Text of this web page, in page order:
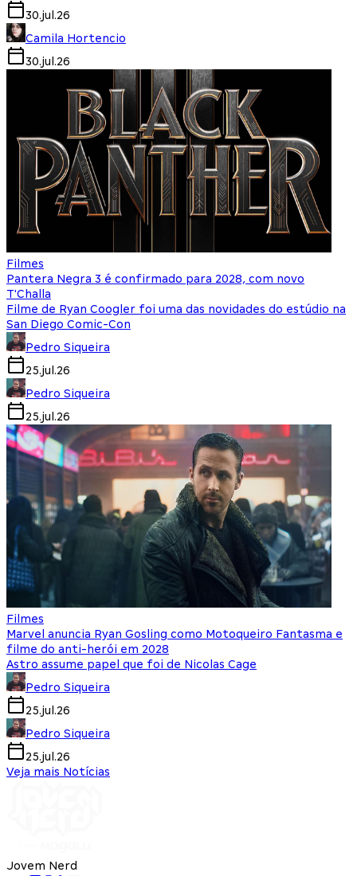
30.jul.26
Camila Hortencio
30.jul.26
Filmes
Pantera Negra 3 é confirmado para 2028, com novo
T'Challa
Filme de Ryan Coogler foi uma das novidades do estúdio na
San Diego Comic-Con
Pedro Siqueira
25.jul.26
Pedro Siqueira
25.jul.26
Filmes
Marvel anuncia Ryan Gosling como Motoqueiro Fantasma e
filme do anti-herói em 2028
Astro assume papel que foi de Nicolas Cage
Pedro Siqueira
25.jul.26
Pedro Siqueira
25.jul.26
Veja mais Notícias
Jovem Nerd